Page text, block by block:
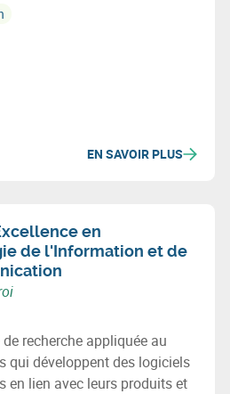
EN SAVOIR PLUS
en
de l'Information et de
recherche appliquée au
qui développent des logiciels
en lien avec leurs produits et